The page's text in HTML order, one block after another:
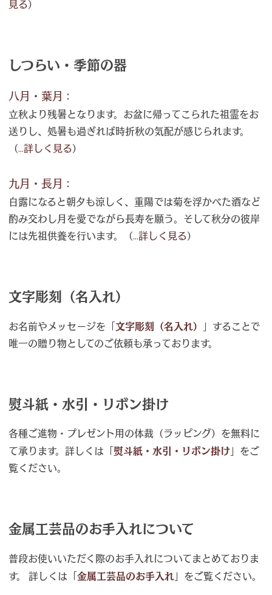
見る）
しつらい・季節の器
八月・葉月
：
立秋より残暑となります。お盆に帰ってこられた祖霊をお
送りし、処暑も過ぎれば時折秋の気配が感じられます。
（...詳しく見る）
九月・長月
：
白露になると朝夕も涼しく、重陽では菊を浮かべた酒など
酌み交わし月を愛でながら長寿を願う。そして秋分の彼岸
には先祖供養を行います。（...詳しく見る）
文字彫刻（名入れ）
お名前やメッセージを「 文字彫刻（名入れ）
」することで
唯一の贈り物としてのご依頼も承っております。
熨斗紙・水引・リボン掛け
各種ご進物・プレゼント用の体裁（ラッピング）を無料に
て承ります。詳しくは「 熨斗紙・水引・リボン掛け 」をご
覧ください。
金属工芸品のお手入れについて
普段お使いいただく際のお手入れについてまとめておりま
す。 詳しくは「 金属工芸品のお手入れ 」をご覧ください。